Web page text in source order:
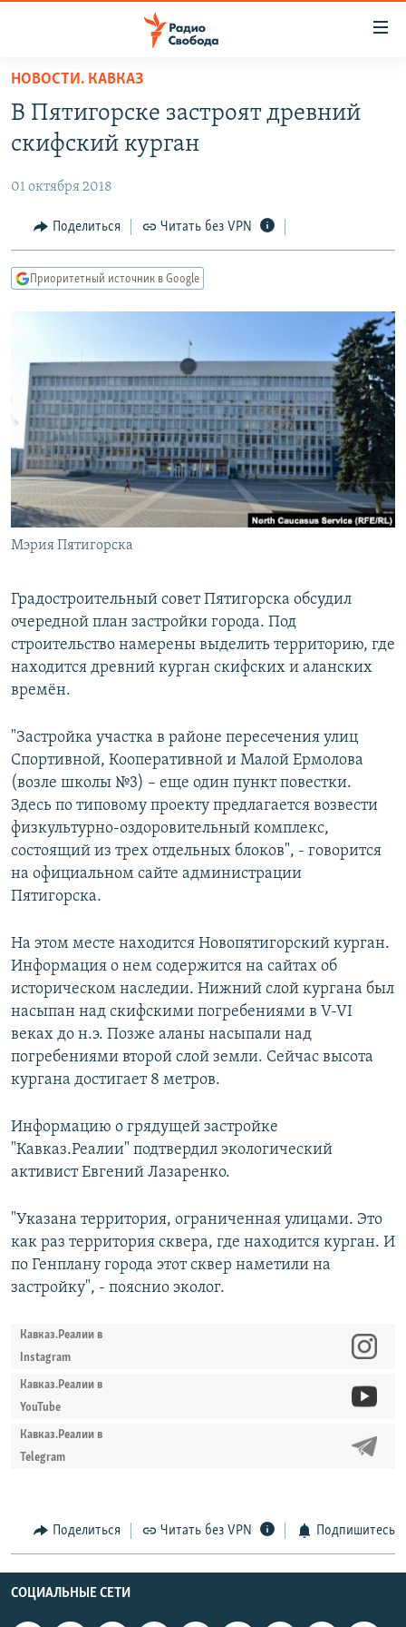
упрощенного
доступа
Вернуться
основному
Вернутся
главной
навигации
Вернутся
поиску
ПОДКАСТЫ
АВТОРСКИЕ ПРОЕКТЫ
ЦИТАТЫ СВОБОДЫ
МНЕНИЯ
IDEL.РЕАЛИИ
СЕВЕР.РЕАЛИИ
СИБИРЬ.РЕАЛИИ
РАСПИСАНИЕ ВЕЩАНИЯ
ПОДПИШИТЕСЬ НА РАССЫЛКУ
СОЦИАЛЬНЫЕ СЕТИ
Все сайты РСЕ/РС
НОВОСТИ. КАВКАЗ
В Пятигорске застроят древний
скифский курган
01 октября 2018
Поделиться Читать без VPN
Приоритетный источник в Google
Мэрия Пятигорска
Градостроительный совет Пятигорска обсудил
очередной план застройки города. Под
строительство намерены выделить территорию, где
находится древний курган скифских и аланских
времён.
"Застройка участка в районе пересечения улиц
Спортивной, Кооперативной и Малой Ермолова
(возле школы №3) – еще один пункт повестки.
Здесь по типовому проекту предлагается возвести
физкультурно-оздоровительный комплекс,
состоящий из трех отдельных блоков", - говорится
на официальном сайте администрации
Пятигорска.
На этом месте находится Новопятигорский курган.
Информация о нем содержится на сайтах об
историческом наследии. Нижний слой кургана был
насыпан над скифскими погребениями в V-VI
веках до н.э. Позже аланы насыпали над
погребениями второй слой земли. Сейчас высота
кургана достигает 8 метров.
Информацию о грядущей застройке
"Кавказ.Реалии" подтвердил экологический
активист Евгений Лазаренко.
"Указана территория, ограниченная улицами. Это
как раз территория сквера, где находится курган. И
по Генплану города этот сквер наметили на
застройку", - пояснио эколог.
Кавказ.Реалии в
Instagram
Кавказ.Реалии в
YouTube
Кавказ.Реалии в
Telegram
Поделиться Читать без VPN Подпишитесь
СОЦИАЛЬНЫЕ СЕТИ